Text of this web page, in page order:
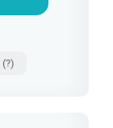
(?)